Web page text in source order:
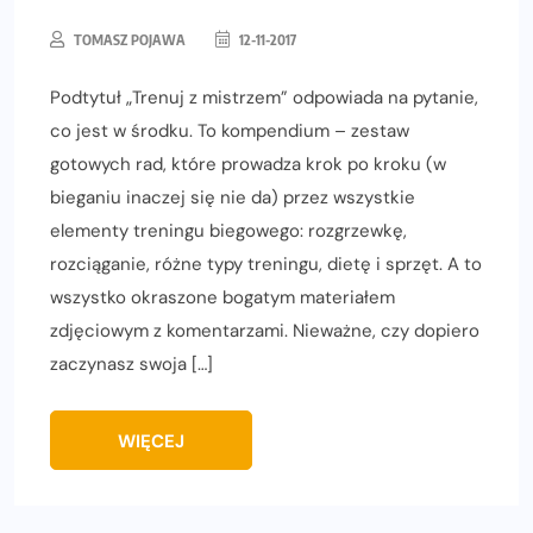
TOMASZ POJAWA 12-11-2017
Podtytuł „Trenuj z mistrzem” odpowiada na pytanie,
co jest w środku. To kompendium – zestaw
gotowych rad, które prowadza krok po kroku (w
bieganiu inaczej się nie da) przez wszystkie
elementy treningu biegowego: rozgrzewkę,
rozciąganie, różne typy treningu, dietę i sprzęt. A to
wszystko okraszone bogatym materiałem
zdjęciowym z komentarzami. Nieważne, czy dopiero
zaczynasz swoja […]
WIĘCEJ